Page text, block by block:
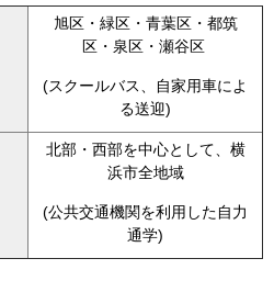
旭区・緑区・青葉区・都筑
区・泉区・瀬谷区
(スクールバス、自家用車によ
る送迎)
北部・西部を中心として、横
浜市全地域
(公共交通機関を利用した自力
通学)